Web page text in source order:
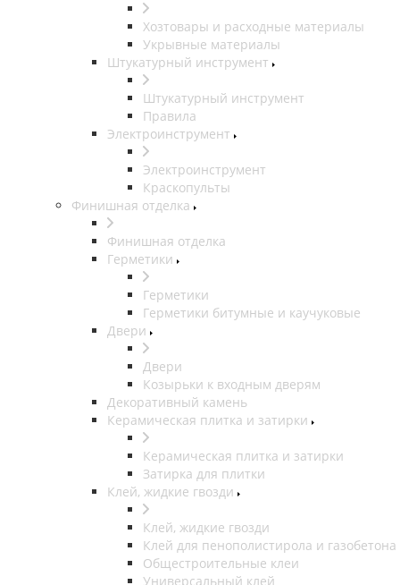
Хозтовары и расходные материалы
Укрывные материалы
Штукатурный инструмент
Штукатурный инструмент
Правила
Электроинструмент
Электроинструмент
Краскопульты
Финишная отделка
Финишная отделка
Герметики
Герметики
Герметики битумные и каучуковые
Двери
Двери
Козырьки к входным дверям
Декоративный камень
Керамическая плитка и затирки
Керамическая плитка и затирки
Затирка для плитки
Клей, жидкие гвозди
Клей, жидкие гвозди
Клей для пенополистирола и газобетона
Общестроительные клеи
Универсальный клей